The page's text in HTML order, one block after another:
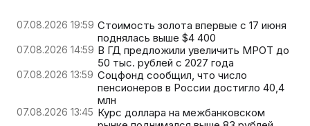
07.08.2026 19:59 Стоимость золота впервые с 17 июня
поднялась выше $4 400
07.08.2026 14:59 В ГД предложили увеличить МРОТ до
50 тыс. рублей с 2027 года
07.08.2026 13:59 Соцфонд сообщил, что число
пенсионеров в России достигло 40,4
млн
07.08.2026 13:45 Курс доллара на межбанковском